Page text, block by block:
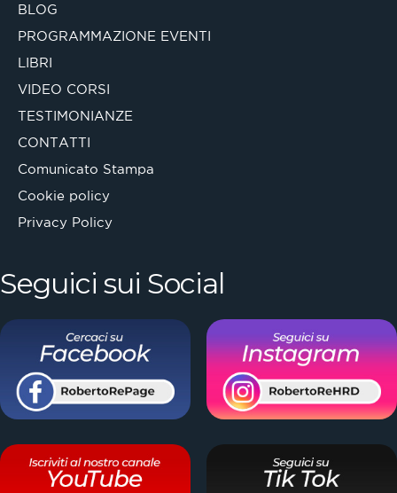
BLOG
PROGRAMMAZIONE EVENTI
LIBRI
VIDEO CORSI
TESTIMONIANZE
CONTATTI
Comunicato Stampa
Cookie policy
Privacy Policy
Seguici sui Social